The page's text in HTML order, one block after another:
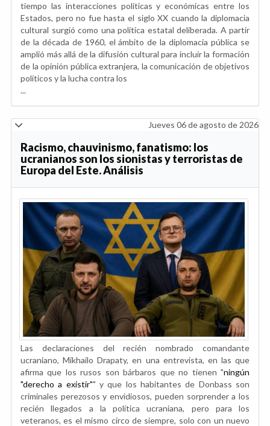
tiempo las interacciones políticas y económicas entre los
Estados, pero no fue hasta el siglo XX cuando la diplomacia
cultural surgió como una política estatal deliberada. A partir
de la década de 1960, el ámbito de la diplomacia pública se
amplió más allá de la difusión cultural para incluir la formación
de la opinión pública extranjera, la comunicación de objetivos
políticos y la lucha contra los
...
Jueves 06 de agosto de 2026
Racismo, chauvinismo, fanatismo: los
ucranianos son los sionistas y terroristas de
Europa del Este. Análisis
Las declaraciones del recién nombrado comandante
ucraniano, Mikhailo Drapaty, en una entrevista, en las que
afirma que los rusos son bárbaros que no tienen "ningún
"derecho a existir"" y que los habitantes de Donbass son
criminales perezosos y envidiosos, pueden sorprender a los
recién llegados a la política ucraniana, pero para los
veteranos, es el mismo circo de siempre, solo con un nuevo